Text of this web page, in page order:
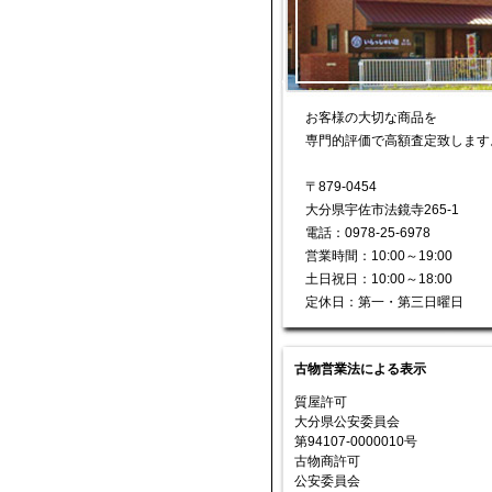
お客様の大切な商品を
専門的評価で高額査定致しま
〒879-0454
大分県宇佐市法鏡寺265-1
電話：0978-25-6978
営業時間：10:00～19:00
土日祝日：10:00～18:00
定休日：第一・第三日曜日
古物営業法による表示
質屋許可
大分県公安委員会
第94107-0000010号
古物商許可
公安委員会